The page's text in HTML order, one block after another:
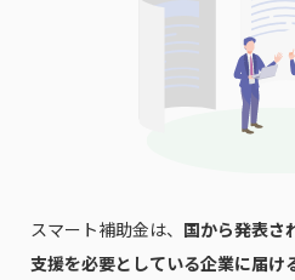
スマート補助金は、 国から発表さ
支援を必要としている企業に届